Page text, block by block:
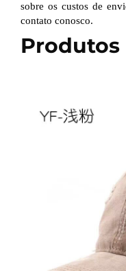
sobre os custos de
contato conosco.
Produtos